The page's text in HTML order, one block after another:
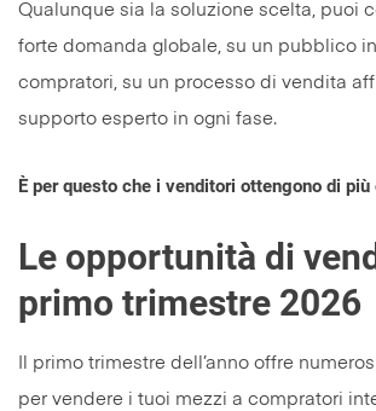
Qualunque sia la soluzione scelta, puoi
forte domanda globale, su un pubblico
compratori, su un processo di vendita
supporto esperto in ogni fase.
È per questo che i venditori ottengono di
Le opportunità di
primo trimestre 2026
Il primo trimestre dell’anno offre
per vendere i tuoi mezzi a compratori